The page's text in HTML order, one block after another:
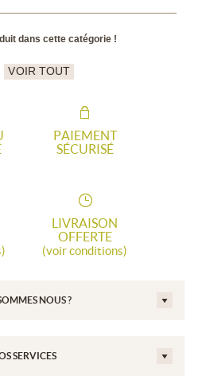
dans cette catégorie !
VOIR TOUT
PAIEMENT
SÉCURISÉ
LIVRAISON
OFFERTE
(voir conditions)
NOUS ?
SERVICES